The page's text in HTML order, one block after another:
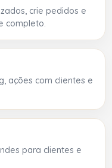
crie pedidos e
completo.
ações com clientes e
para clientes e